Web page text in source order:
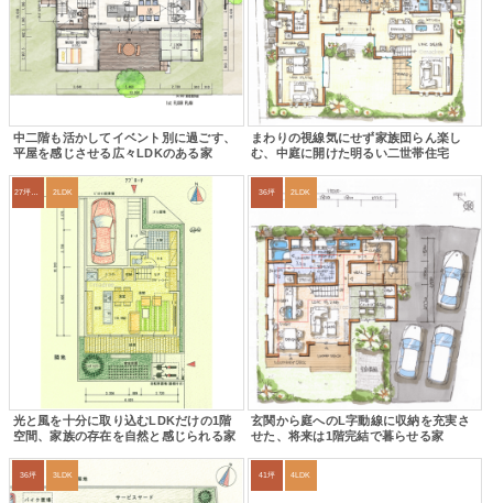
中二階も活かしてイベント別に過ごす、
平屋を感じさせる広々LDKのある家
まわりの視線気にせず家族団らん楽し
む、中庭に開けた明るい二世帯住宅
2LDK
光と風を十分に取り込むLDKだけの1階
空間、家族の存在を自然と感じられる家
36坪 2LDK
玄関から庭へのL字動線に収納を充実さ
せた、将来は1階完結で暮らせる家
36坪 3LDK 41坪 4LDK